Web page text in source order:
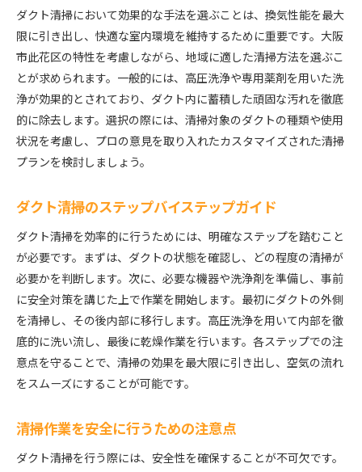
ダクト清掃において効果的な手法を選ぶことは、換気性能を最大
限に引き出し、快適な室内環境を維持するために重要です。大阪
市此花区の特性を考慮しながら、地域に適した清掃方法を選ぶこ
とが求められます。一般的には、高圧洗浄や専用薬剤を用いた洗
浄が効果的とされており、ダクト内に蓄積した頑固な汚れを徹底
的に除去します。選択の際には、清掃対象のダクトの種類や使用
状況を考慮し、プロの意見を取り入れたカスタマイズされた清掃
プランを検討しましょう。
ダクト清掃のステップバイステップガイド
ダクト清掃を効率的に行うためには、明確なステップを踏むこと
が必要です。まずは、ダクトの状態を確認し、どの程度の清掃が
必要かを判断します。次に、必要な機器や洗浄剤を準備し、事前
に安全対策を講じた上で作業を開始します。最初にダクトの外側
を清掃し、その後内部に移行します。高圧洗浄を用いて内部を徹
底的に洗い流し、最後に乾燥作業を行います。各ステップでの注
意点を守ることで、清掃の効果を最大限に引き出し、空気の流れ
をスムーズにすることが可能です。
清掃作業を安全に行うための注意点
ダクト清掃を行う際には、安全性を確保することが不可欠です。